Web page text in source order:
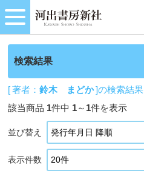
検索結果
[ 著者：鈴木 まどか]の検索結果
該当商品 1件中 1～ 1件を表示
並び替え
表示件数